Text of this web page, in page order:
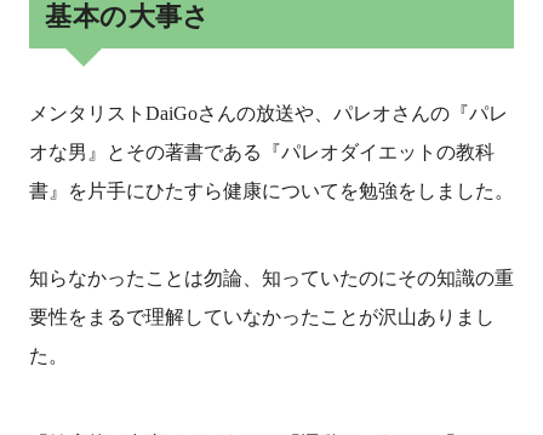
基本の大事さ
メンタリストDaiGoさんの放送や、パレオさんの『パレ
オな男』とその著書である『パレオダイエットの教科
書』を片手にひたすら健康についてを勉強をしました。
知らなかったことは勿論、知っていたのにその知識の重
要性をまるで理解していなかったことが沢山ありまし
た。